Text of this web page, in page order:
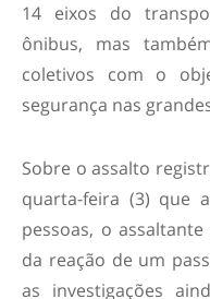
14 eixos do
ônibus, mas
coletivos com o
segurança nas
Sobre o assalto
quarta-feira (3) que
pessoas, o
da reação de um
as investigações